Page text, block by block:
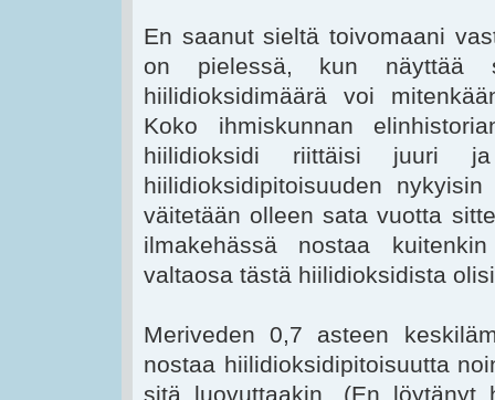
En saanut sieltä toivomaani
on pielessä, kun näyttää
hiilidioksidimäärä voi
Koko ihmiskunnan
hiilidioksidi riittäisi juuri
hiilidioksidipitoisuuden
väitetään olleen sata vuotta
ilmakehässä nostaa
valtaosa tästä hiilidioksidista
Meriveden 0,7 asteen
nostaa hiilidioksidipitoisuutta
sitä luovuttaakin. (En löytänyt